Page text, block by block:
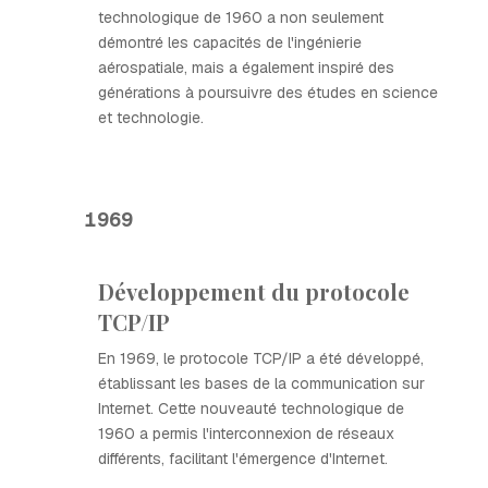
technologique de 1960 a non seulement
démontré les capacités de l'ingénierie
aérospatiale, mais a également inspiré des
générations à poursuivre des études en science
et technologie.
1969
Développement du protocole
TCP/IP
En 1969, le protocole TCP/IP a été développé,
établissant les bases de la communication sur
Internet. Cette nouveauté technologique de
1960 a permis l'interconnexion de réseaux
différents, facilitant l'émergence d'Internet.